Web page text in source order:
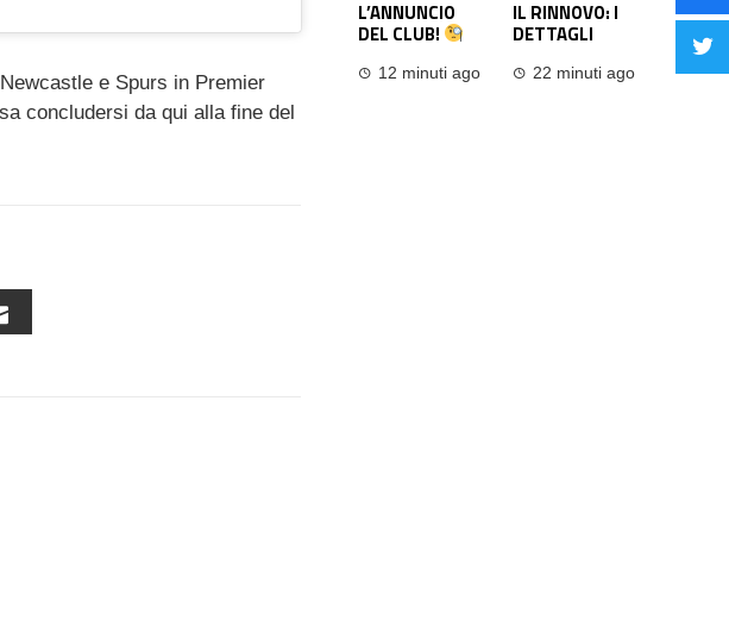
e Spurs in Premier
concludersi da qui alla fine del
L’ANNUNCIO
DEL CLUB!
12 minuti ago
IL RINNOVO: I
DETTAGLI
22 minuti ago